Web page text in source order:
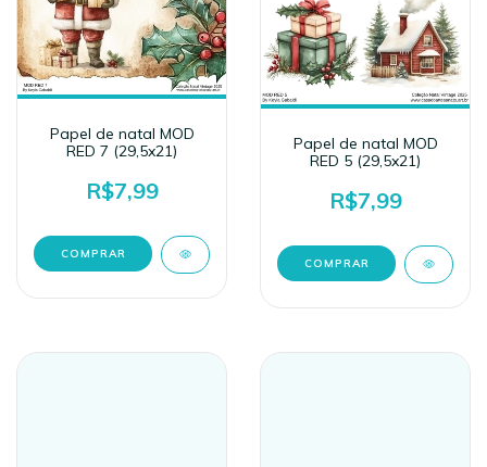
Papel de natal MOD
RED 7 (29,5x21)
R$7,99
Papel de natal MOD
RED 5 (29,5x21)
R$7,99